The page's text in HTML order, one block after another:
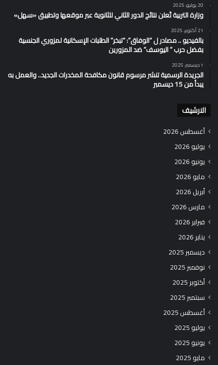
20 يوليو، 2025
وزارة التربية تُعلن نتائج الدور الثاني للثانوية عبر موقعها وتطبيق «سهل»
21 أكتوبر، 2025
بالفيديو .. مصادر ل “الوفاق”: “تبخر” الطلبات الإسكانية لمزوري الجنسية
بفضل حرب ” اليوسف” ضد المزورين
1 ديسمبر، 2025
الجريدة الرسمية تنشر مرسوم قانون مكافحة المخدرات الجديد.. والعمل به
يبدأ من 15 ديسمبر
الارشيف
أغسطس 2026
يوليو 2026
يونيو 2026
مايو 2026
أبريل 2026
مارس 2026
فبراير 2026
يناير 2026
ديسمبر 2025
نوفمبر 2025
أكتوبر 2025
سبتمبر 2025
أغسطس 2025
يوليو 2025
يونيو 2025
مايو 2025